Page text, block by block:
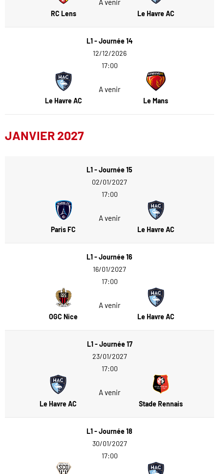
RC Lens Le Havre AC
L1 - Journée 14
12/12/2026
17:00
Le Havre AC
A venir
Le Mans
JANVIER 2027
L1 - Journée 15
02/01/2027
17:00
Paris FC
A venir
Le Havre AC
L1 - Journée 16
16/01/2027
17:00
OGC Nice
A venir
Le Havre AC
L1 - Journée 17
23/01/2027
17:00
Le Havre AC
A venir
Stade Rennais
L1 - Journée 18
30/01/2027
17:00